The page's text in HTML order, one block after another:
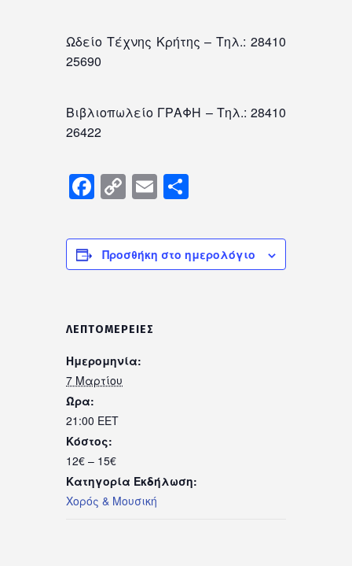
Ωδείο Τέχνης Κρήτης – Τηλ.: 28410
25690
Βιβλιοπωλείο ΓΡΑΦΗ – Τηλ.: 28410
26422
Facebook
Copy
Link
Email
Προσθήκη στο ημερολόγιο
ΛΕΠΤΟΜΈΡΕΙΕΣ
Ημερομηνία:
7 Μαρτίου
Ώρα:
21:00 EET
Κόστος:
12€ – 15€
Κατηγορία Εκδήλωση:
Χορός & Μουσική